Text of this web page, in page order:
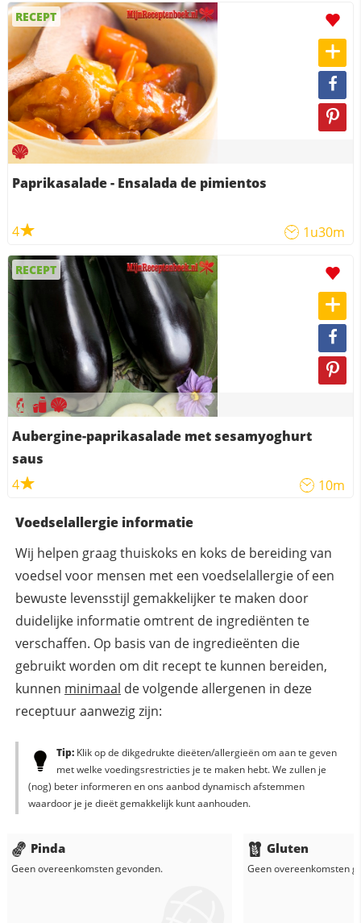
RECEPT
Paprikasalade - Ensalada de pimientos
4 1u30m
RECEPT
Aubergine-paprikasalade met sesamyoghurt
saus
4
10m
Voedselallergie informatie
Wij helpen graag thuiskoks en koks de bereiding van
voedsel voor mensen met een voedselallergie of een
bewuste levensstijl gemakkelijker te maken door
duidelijke informatie omtrent de ingrediënten te
verschaffen. Op basis van de ingredieënten die
gebruikt worden om dit recept te kunnen bereiden,
kunnen minimaal de volgende allergenen in deze
receptuur aanwezig zijn:
Tip:Klik op de dikgedrukte dieëten/allergieën om aan te geven
met welke voedingsrestricties je te maken hebt. We zullen je
(nog) beter informeren en ons aanbod dynamisch afstemmen
waardoor je je dieët gemakkelijk kunt aanhouden.
Pinda
Geen overeenkomsten gevonden.
Gluten
Geen overeenkomsten